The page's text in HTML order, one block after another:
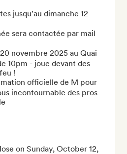
jusqu'au dimanche 12
sera contactée par mail
novembre 2025 au Quai
10pm - joue devant des
!
officielle de M pour
incontournable des pros
on Sunday, October 12,